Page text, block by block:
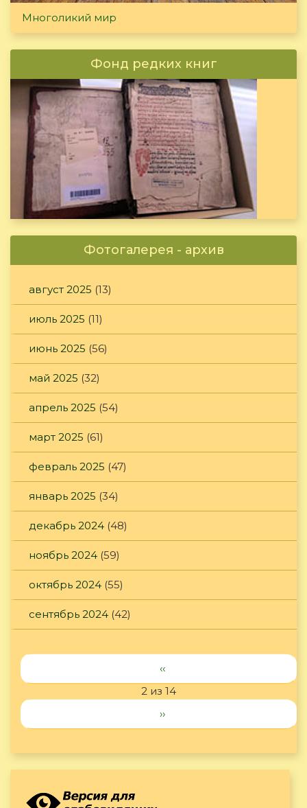
Многоликий мир
Фонд редких книг
Фотогалерея - архив
август 2025 (13)
июль 2025 (11)
июнь 2025 (56)
май 2025 (32)
апрель 2025 (54)
март 2025 (61)
февраль 2025 (47)
январь 2025 (34)
декабрь 2024 (48)
ноябрь 2024 (59)
октябрь 2024 (55)
сентябрь 2024 (42)
‹‹
2 из 14
››